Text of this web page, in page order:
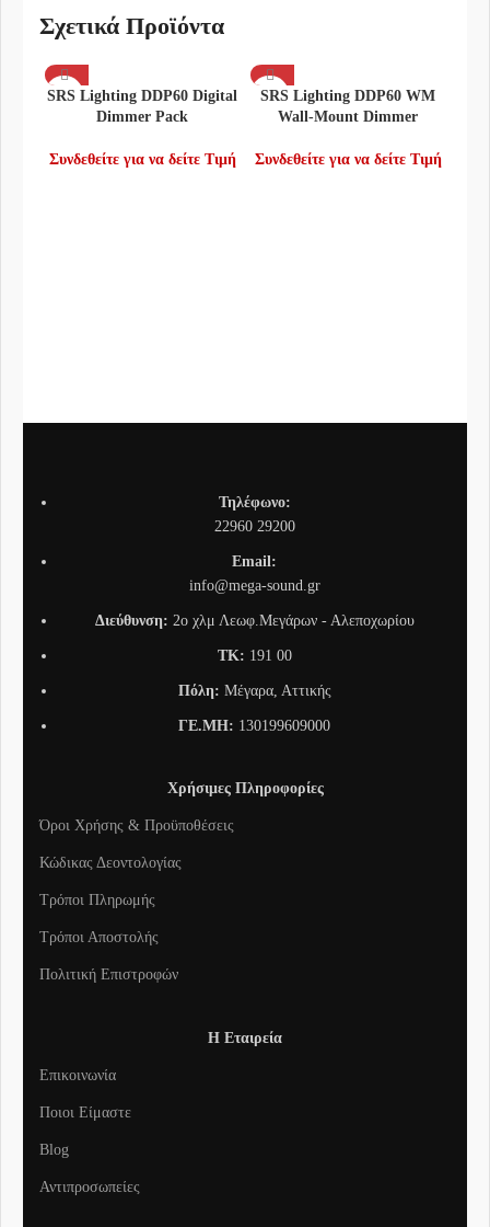
Σχετικά Προϊόντα
SRS Lighting DDP60 Digital
Dimmer Pack
Συνδεθείτε για να δείτε Τιμή
SRS Lighting DDP60 WM
Wall-Mount Dimmer
Συνδεθείτε για να δείτε Τιμή
Τηλέφωνο:
22960 29200
Email:
info@mega-sound.gr
Διεύθυνση: 2o χλμ Λεωφ.Μεγάρων - Αλεποχωρίου
TK: 191 00
Πόλη: Μέγαρα, Αττικής
ΓΕ.ΜΗ: 130199609000
Χρήσιμες Πληροφορίες
Όροι Χρήσης & Προϋποθέσεις
Κώδικας Δεοντολογίας
Τρόποι Πληρωμής
Τρόποι Αποστολής
Πολιτική Επιστροφών
Η Εταιρεία
Επικοινωνία
Ποιοι Είμαστε
Blog
Αντιπροσωπείες